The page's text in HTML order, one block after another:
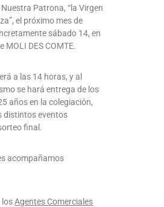
Patrona, “la Virgen
el próximo mes de
sábado 14, en
MOLI DES COMTE.
a las 14 horas, y al
se hará entrega de los
años en la colegiación,
distintos eventos
final.
acompañamos
losAgentes Comerciales